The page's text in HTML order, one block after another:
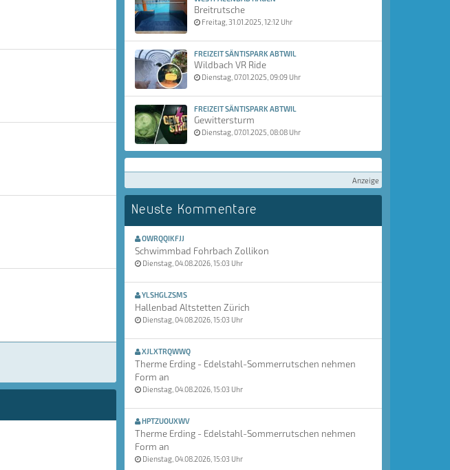
Breitrutsche
Freitag, 31.01.2025, 12:12 Uhr
FREIZEIT SÄNTISPARK ABTWIL
Wildbach VR Ride
Dienstag, 07.01.2025, 09:09 Uhr
FREIZEIT SÄNTISPARK ABTWIL
Gewittersturm
Dienstag, 07.01.2025, 08:08 Uhr
Anzeige
Neuste Kommentare
OWRQQIKFJJ
Schwimmbad Fohrbach Zollikon
Dienstag, 04.08.2026, 15:03 Uhr
YLSHGLZSMS
Hallenbad Altstetten Zürich
Dienstag, 04.08.2026, 15:03 Uhr
XJLXTRQWWQ
Therme Erding - Edelstahl-Sommerrutschen nehmen
Form an
Dienstag, 04.08.2026, 15:03 Uhr
HPTZUOUXWV
Therme Erding - Edelstahl-Sommerrutschen nehmen
Form an
Dienstag, 04.08.2026, 15:03 Uhr